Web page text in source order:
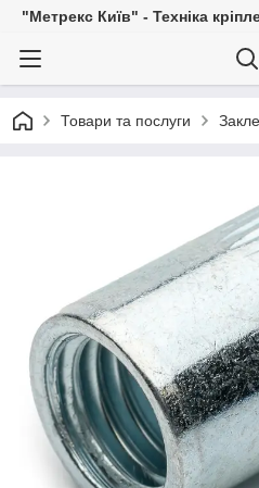
"Метрекс Київ" - Техніка
Товари та послуги